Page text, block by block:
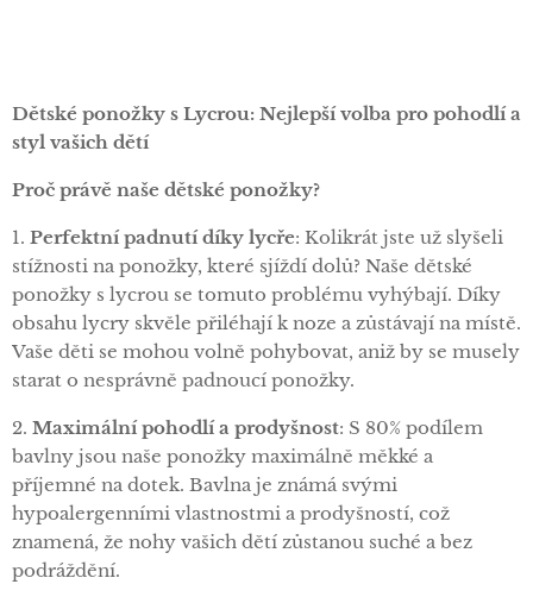
Dětské ponožky s Lycrou: Nejlepší volba pro pohodlí a
styl vašich dětí
Proč právě naše dětské ponožky?
1. Perfektní padnutí díky lycře: Kolikrát jste už slyšeli
stížnosti na ponožky, které sjíždí dolů? Naše dětské
ponožky s lycrou se tomuto problému vyhýbají. Díky
obsahu lycry skvěle přiléhají k noze a zůstávají na místě.
Vaše děti se mohou volně pohybovat, aniž by se musely
starat o nesprávně padnoucí ponožky.
2. Maximální pohodlí a prodyšnost: S 80% podílem
bavlny jsou naše ponožky maximálně měkké a
příjemné na dotek. Bavlna je známá svými
hypoalergenními vlastnostmi a prodyšností, což
znamená, že nohy vašich dětí zůstanou suché a bez
podráždění.